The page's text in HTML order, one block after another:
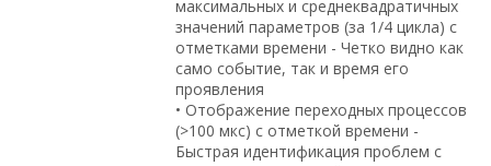
максимальных и среднеквадратичных
значений параметров (за 1/4 цикла) с
отметками времени - Четко видно как
само событие, так и время его
проявления
• Отображение переходных процессов
(>100 мкс) с отметкой времени -
Быстрая идентификация проблем с